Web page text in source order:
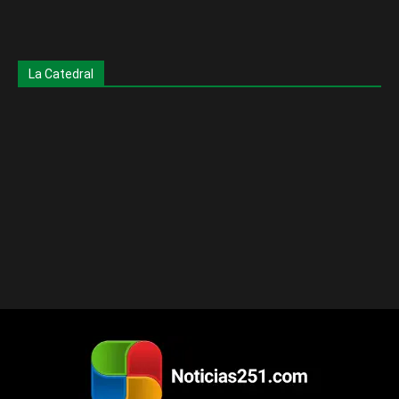
La Catedral